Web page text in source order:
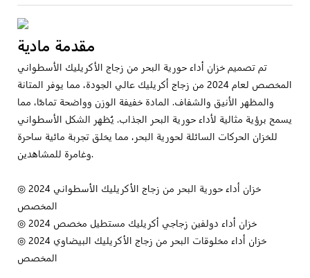
مقدمة مادية
تم تصميم خزان أداء حورية البحر من زجاج الأكريليك الأسطواني
المخصص لعام 2024 من زجاج أكريليك عالي الجودة، مما يوفر المتانة
والمظهر الأنيق والشفاف. المادة خفيفة الوزن وواضحة تمامًا، مما
يسمح برؤية مثالية لأداء حورية البحر الجذاب. يُظهر الشكل الأسطواني
للخزان الحركات السائلة لحورية البحر، مما يخلق تجربة مائية ساحرة
وغامرة للمشاهدين.
◎ 2024 خزان أداء حورية البحر من زجاج الأكريليك الأسطواني
◎ 2024 خزان أداء دولفين زجاجي أكريليك مستطيل مخصص
◎ 2024 خزان أداء مخلوقات البحر من زجاج الأكريليك البيضاوي
المخصص